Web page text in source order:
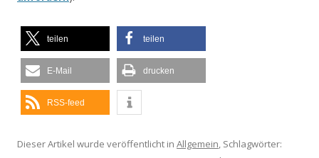
teilen teilen
E-Mail drucken
RSS-feed
Dieser Artikel wurde veröffentlicht in Allgemein, Schlagwörter: